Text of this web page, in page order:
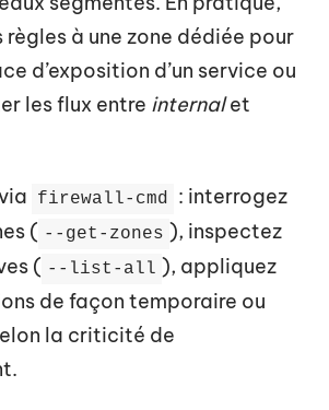
règles à une zone dédiée pour
d’exposition d’un service ou
les flux entre internalet
firewall-cmd
: interrogez
( --get-zones ), inspectez
( --list-all ), appliquez
de façon temporaire ou
la criticité de